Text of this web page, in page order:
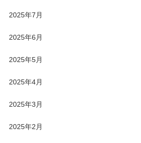
2025年7月
2025年6月
2025年5月
2025年4月
2025年3月
2025年2月